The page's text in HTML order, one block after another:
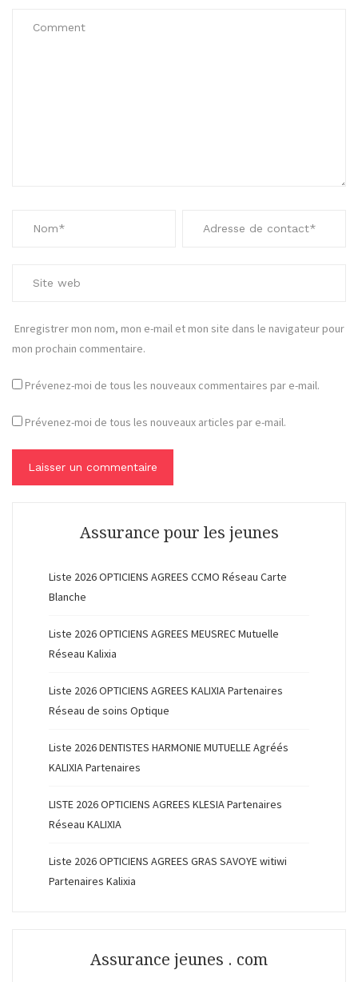
Enregistrer mon nom, mon e-mail et mon site dans le navigateur pour
mon prochain commentaire.
Prévenez-moi de tous les nouveaux commentaires par e-mail.
Prévenez-moi de tous les nouveaux articles par e-mail.
Assurance pour les jeunes
Liste 2026 OPTICIENS AGREES CCMO Réseau Carte
Blanche
Liste 2026 OPTICIENS AGREES MEUSREC Mutuelle
Réseau Kalixia
Liste 2026 OPTICIENS AGREES KALIXIA Partenaires
Réseau de soins Optique
Liste 2026 DENTISTES HARMONIE MUTUELLE Agréés
KALIXIA Partenaires
LISTE 2026 OPTICIENS AGREES KLESIA Partenaires
Réseau KALIXIA
Liste 2026 OPTICIENS AGREES GRAS SAVOYE witiwi
Partenaires Kalixia
Assurance jeunes . com